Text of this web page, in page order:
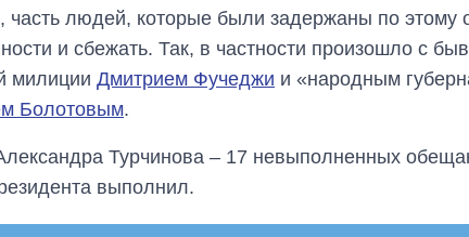
часть людей, которые были задержаны по этому
и сбежать. Так, в частности произошло с
милиции Дмитрием Фучеджи и «народным
Болотовым.
Турчинова – 17 невыполненных
выполнил.